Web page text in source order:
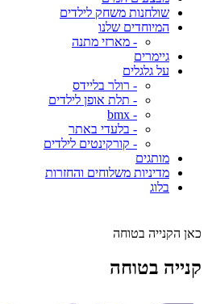
שולחנות משחק לילדים
המיוחדים שלנו
- מארזי מתנה
גיימרים
על גלגלים
- רולר בליידס
- תלת אופן לילדים
- bmx
- בלעדי באתר
- קורקינטים לילדים
מותגים
מדיניות משלוחים והחזרות
בלוג
כאן הקנייה בטוחה
קנייה בטוחה